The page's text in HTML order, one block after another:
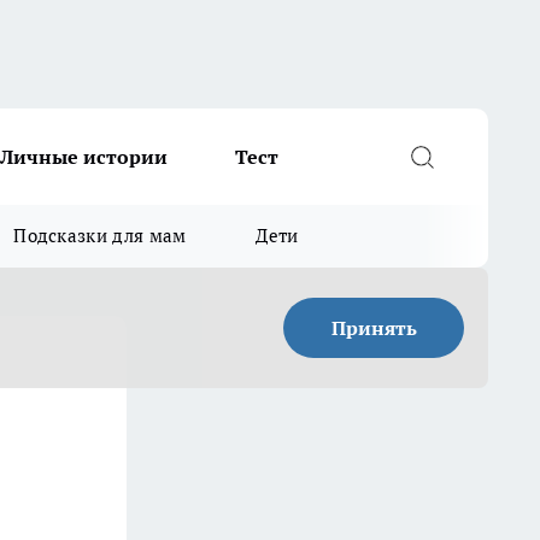
Личные истории Тест
Подсказки для мам Дети
Принять